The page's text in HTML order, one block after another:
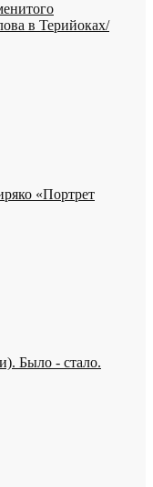
в Терийоках/
«Портрет
Было - стало.